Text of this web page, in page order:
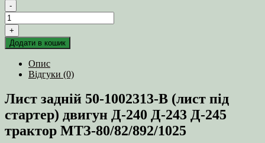
-
Лист
задній
50-
1002313-
двигун
Д-240
Д-243
Д-245
+
Додати в кошик
Опис
Відгуки (0)
Лист задній 50-1002313-В (лист під
стартер) двигун Д-240 Д-243 Д-245
трактор МТЗ-80/82/892/1025